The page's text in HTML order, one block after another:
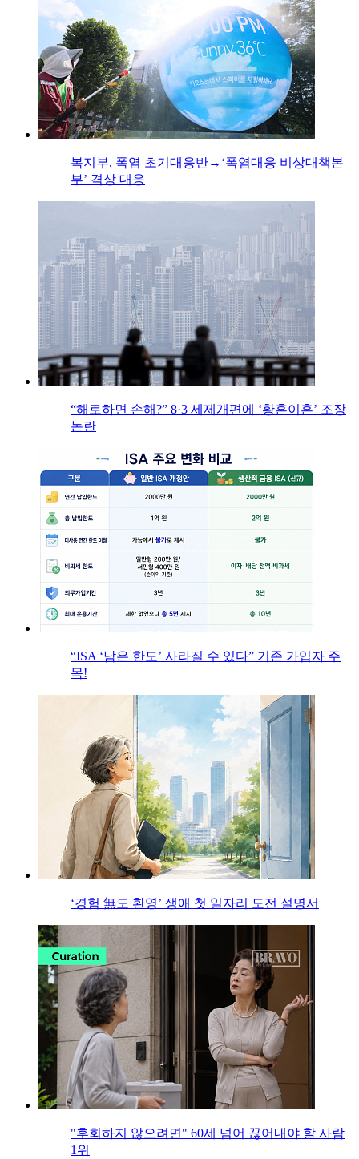
복지부, 폭염 초기대응반→‘폭염대응 비상대책본
부’ 격상 대응
“해로하면 손해?” 8·3 세제개편에 ‘황혼이혼’ 조장
논란
“ISA ‘남은 한도’ 사라질 수 있다” 기존 가입자 주
목!
‘경험 無도 환영’ 생애 첫 일자리 도전 설명서
"후회하지 않으려면" 60세 넘어 끊어내야 할 사람
1위